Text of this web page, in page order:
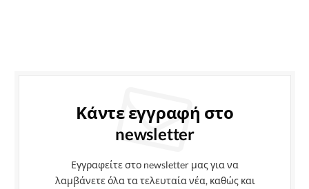
Κάντε εγγραφή στο
newsletter
Εγγραφείτε στο newsletter μας για να
λαμβάνετε όλα τα τελευταία νέα, καθώς και